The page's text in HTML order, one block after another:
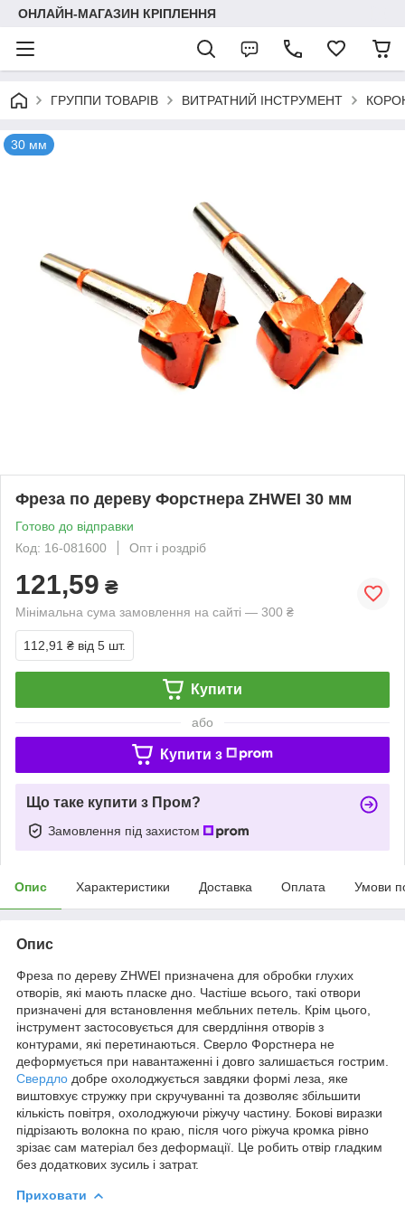
ОНЛАЙН-МАГАЗИН КРІПЛЕННЯ
ГРУППИ ТОВАРІВ ВИТРАТНИЙ ІНСТРУМЕНТ
30 мм
Фреза по дереву Форстнера ZHWEI 30 мм
Готово до відправки
Код: 16-081600
Опт і роздріб
121,59 ₴
Мінімальна сума замовлення на сайті — 300 ₴
112,91 ₴ від 5 шт.
Купити
або
Купити з
Що таке купити з Пром?
Замовлення під захистом
Опис Характеристики Доставка Оплата Умови
Опис
Фреза по дереву ZHWEI призначена для обробки глухих
отворів, які мають пласке дно. Частіше всього, такі отвори
призначені для встановлення мебльних петель. Крім цього,
інструмент застосовується для свердління отворів з
контурами, які перетинаються. Сверло Форстнера не
деформується при навантаженні і довго залишається гострим.
Свердло добре охолоджується завдяки формі леза, яке
виштовхує стружку при скручуванні та дозволяє збільшити
кількість повітря, охолоджуючи ріжучу частину. Бокові виразки
підрізають волокна по краю, після чого ріжуча кромка рівно
зрізає сам матеріал без деформації. Це робить отвір гладким
без додаткових зусиль і затрат.
Приховати